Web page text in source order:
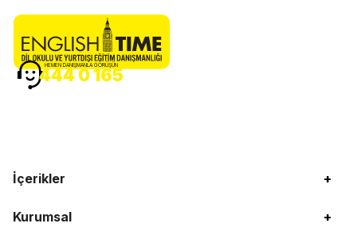
İçerikler +
Kurumsal +
HEMEN DANIŞMANLA GÖRÜŞÜN
444 0 165